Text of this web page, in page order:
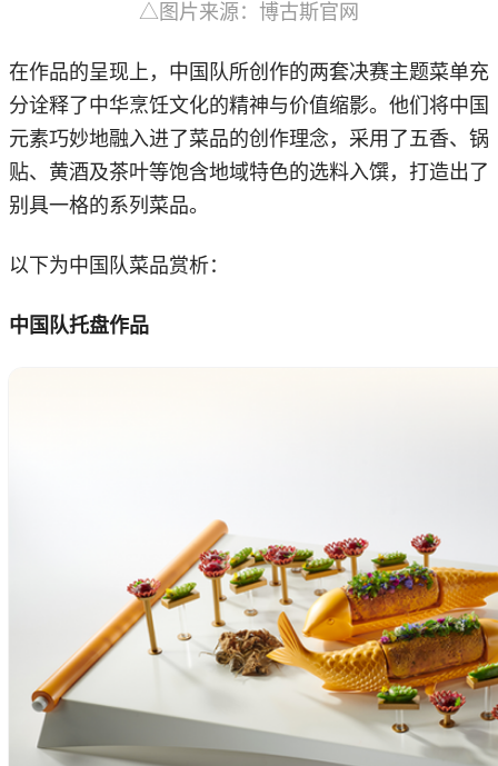
△图片来源：博古斯官网
在作品的呈现上，中国队所创作的两套决赛主题菜单充
分诠释了中华烹饪文化的精神与价值缩影。他们将中国
元素巧妙地融入进了菜品的创作理念，采用了五香、锅
贴、黄酒及茶叶等饱含地域特色的选料入馔，打造出了
别具一格的系列菜品。
以下为中国队菜品赏析：
中国队托盘作品